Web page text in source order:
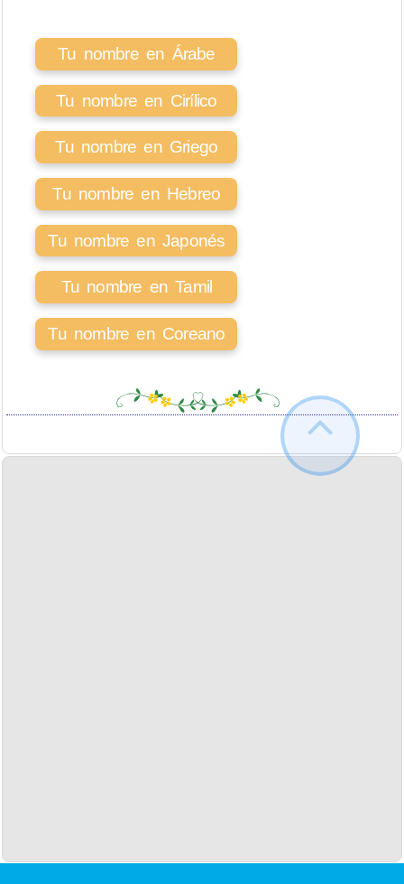
Tu nombre en Árabe
Tu nombre en Cirílico
Tu nombre en Griego
Tu nombre en Hebreo
Tu nombre en Japonés
Tu nombre en Tamil
Tu nombre en Coreano